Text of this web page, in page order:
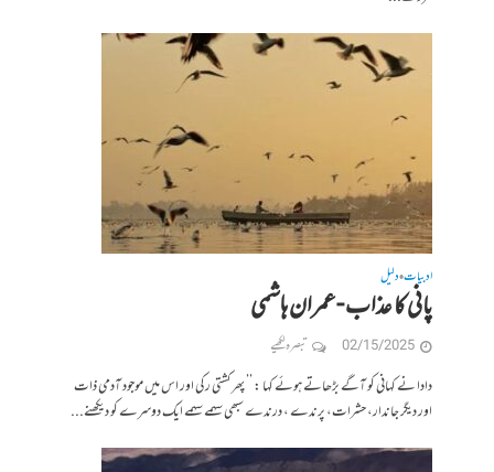
ادبیات•دلیل
پانی کا عذاب -عمران ہاشمی
02/15/2025 تبصرہ لکھیے
دادا نے کہانی کو آگے بڑھاتے ہوئے کہا : ’’ پھر کشتی رکی اور اس میں موجود آدمی ذات
اور دیگر جاندار، حشرات، پرندے ، درندے سبھی سہمے سہمے ایک دوسرے کو دیکھنے...